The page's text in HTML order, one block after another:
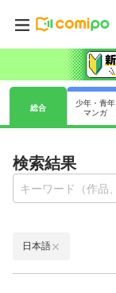
総合
少年・青年
マンガ
検索結果
日本語